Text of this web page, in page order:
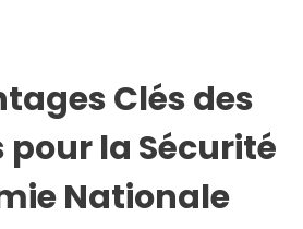
Clés des
pour la Sécurité
Nationale